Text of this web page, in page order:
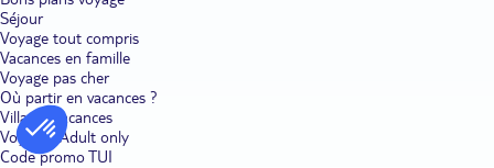
Séjour
Voyage tout compris
Vacances en famille
Voyage pas cher
Où partir en vacances ?
Villages vacances
Voyages Adult only
Code promo TUI